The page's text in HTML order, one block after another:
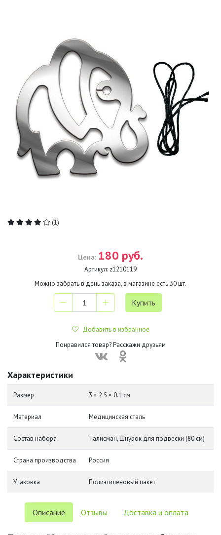
(1)
Цена: 180 руб.
Артикул: z1210119
Можно забрать в день заказа, в магазине есть 30шт.
Добавить в избранное
Понравился товар? Расскажи друзьям
Характеристики
Размер 3 × 2.5 × 0.1 см
Материал Медицинская сталь
Состав набора Талисман, Шнурок для подвески (80 см)
Страна производства Россия
Упаковка Полиэтиленовый пакет
Описание Отзывы Доставка и оплата